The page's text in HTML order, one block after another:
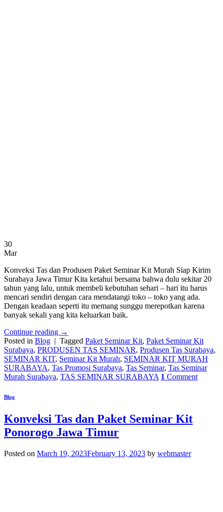
30
Mar
Konveksi Tas dan Produsen Paket Seminar Kit Murah Siap Kirim
Surabaya Jawa Timur Kita ketahui bersama bahwa dulu sekitar 20
tahun yang lalu, untuk membeli kebutuhan sehari – hari itu harus
mencari sendiri dengan cara mendatangi toko – toko yang ada.
Dengan keadaan seperti itu memang sunggu merepotkan karena
banyak sekali yang kita keluarkan baik.
Continue reading →
Posted in Blog | Tagged Paket Seminar Kit, Paket Seminar Kit
Surabaya, PRODUSEN TAS SEMINAR, Produsen Tas Surabaya,
SEMINAR KIT, Seminar Kit Murah, SEMINAR KIT MURAH
SURABAYA, Tas Promosi Surabaya, Tas Seminar, Tas Seminar
Murah Surabaya, TAS SEMINAR SURABAYA 1 Comment
Blog
Konveksi Tas dan Paket Seminar Kit
Ponorogo Jawa Timur
Posted on March 19, 2023February 13, 2023 by webmaster